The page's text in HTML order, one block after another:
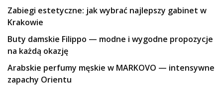
Zabiegi estetyczne: jak wybrać najlepszy gabinet w
Krakowie
Buty damskie Filippo — modne i wygodne propozycje
na każdą okazję
Arabskie perfumy męskie w MARKOVO — intensywne
zapachy Orientu